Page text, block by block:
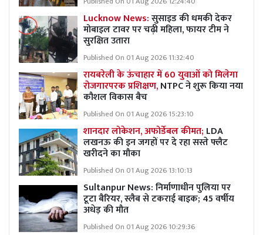
Lucknow News:सुसाइड की धमकी देकर
मोबाइल टावर पर चढ़ी महिला, फायर टीम ने
सुरक्षित उतारा
Published On 01 Aug 2026 11:32:40
रायबरेली के ऊंचाहार में 60 युवाओं को मिलेगा
रोजगारपरक प्रशिक्षण,NTPC ने शुरू किया नया
कौशल विकास बैच
Published On 01 Aug 2026 15:23:10
शानदार लोकेशन, अफोर्डेबल कीमत; LDA
लखनऊ की इन जगहों पर दे रहा सस्ते फ्लैट
खरीदने का मौका
Published On 01 Aug 2026 13:10:13
Sultanpur News: निर्माणाधीन पुलिया पर
टूटा बैरियर, स्लैब से टकराई बाइक; 45 वर्षीय
अधेड़ की मौत
Published On 01 Aug 2026 10:29:36